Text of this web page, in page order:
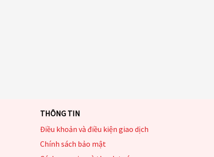
THÔNG TIN
Điều khoản và điều kiện giao dịch
Chính sách bảo mật